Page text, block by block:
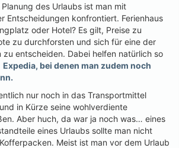
des Urlaubs ist man mit
Entscheidungen konfrontiert. Ferienhaus
oder Hotel? Es gilt, Preise zu
zu durchforsten und sich für eine der
entscheiden. Dabei helfen natürlich so
Expedia, bei denen man zudem noch
nur noch in das Transportmittel
in Kürze seine wohlverdiente
Aber huch, da war ja noch was… eines
eines Urlaubs sollte man nicht
Meist ist man vor dem Urlaub